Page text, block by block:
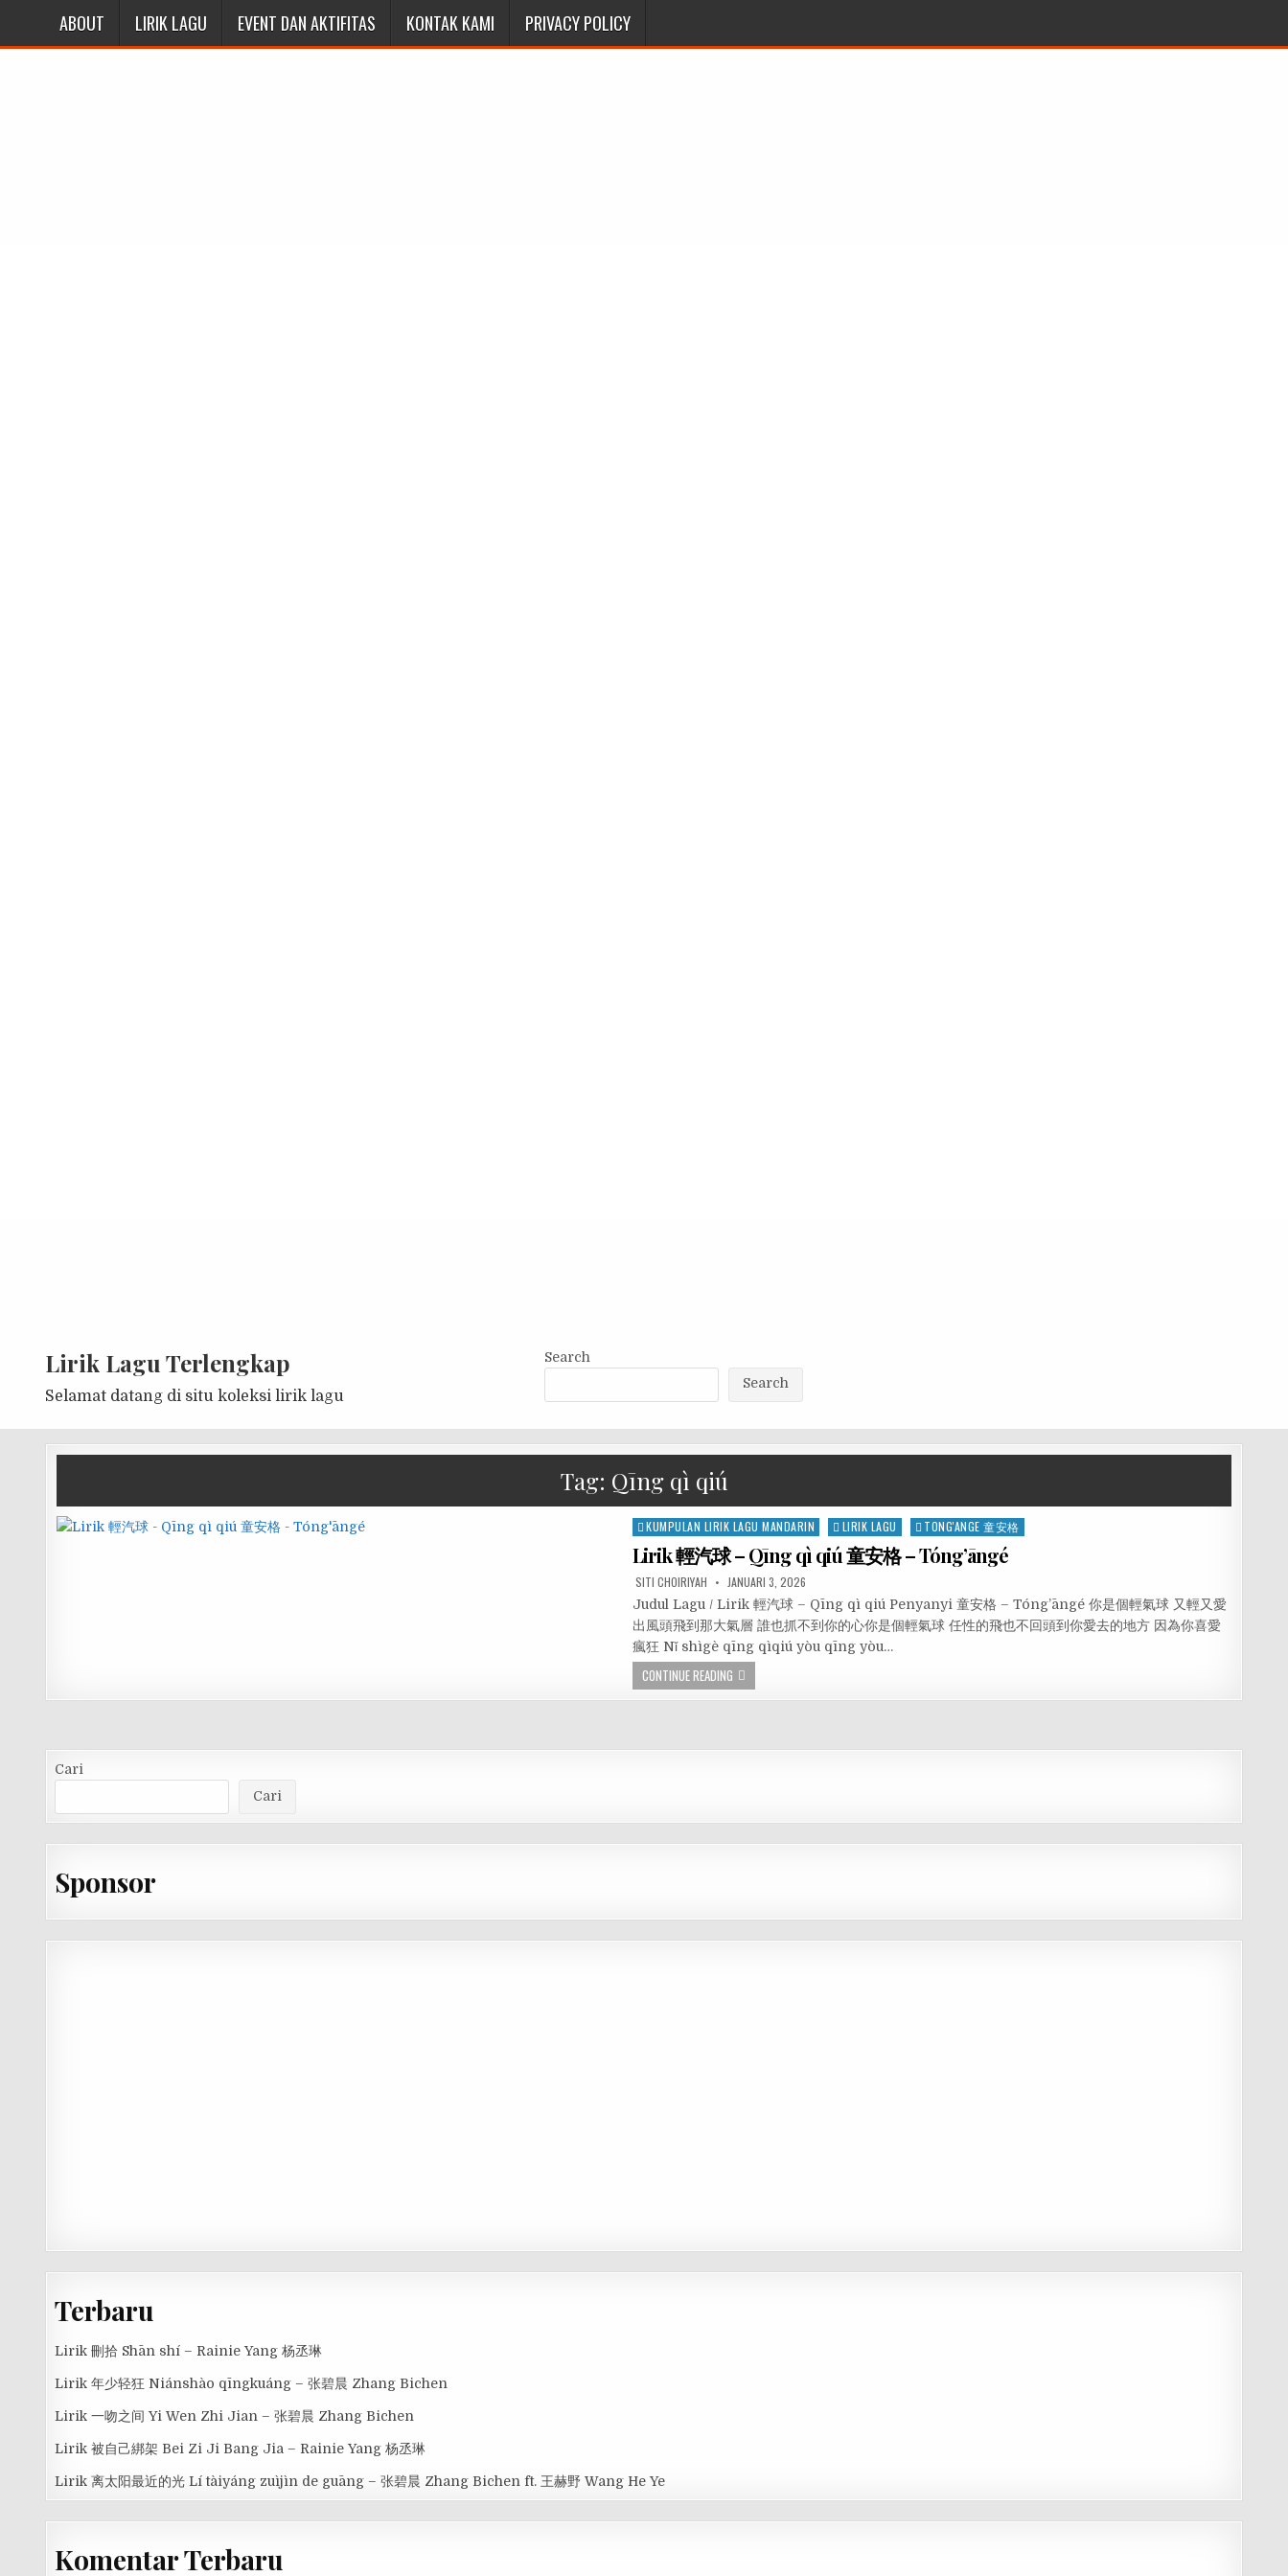
ABOUT LIRIK LAGU EVENT DAN AKTIFITAS KONTAK KAMI PRIVACY POLICY
Lirik Lagu Terlengkap
Selamat datang di situ koleksi lirik lagu
Search
Search
Tag: Qīng qì qiú
Posted
in
KUMPULAN LIRIK LAGU MANDARIN LIRIK LAGU TONG'ANGE 童安格
Lirik 輕汽球 – Qīng qì qiú 童安格 – Tóng’āngé
SITI CHOIRIYAH JANUARI 3, 2026
Judul Lagu / Lirik 輕汽球 – Qīng qì qiú Penyanyi 童安格 – Tóng’āngé 你是個輕氣球 又輕又愛
出風頭飛到那大氣層 誰也抓不到你的心你是個輕氣球 任性的飛也不回頭到你愛去的地方 因為你喜愛
瘋狂 Nǐ shìgè qīng qìqiú yòu qīng yòu…
CONTINUE READING
Cari
Cari
Sponsor
Terbaru
Lirik 刪拾 Shān shí – Rainie Yang 杨丞琳
Lirik 年少轻狂 Niánshào qīngkuáng – 张碧晨 Zhang Bichen
Lirik 一吻之间 Yi Wen Zhi Jian – 张碧晨 Zhang Bichen
Lirik 被自己綁架 Bei Zi Ji Bang Jia – Rainie Yang 杨丞琳
Lirik 离太阳最近的光 Lí tàiyáng zuìjìn de guāng – 张碧晨 Zhang Bichen ft. 王赫野 Wang He Ye
Komentar Terbaru